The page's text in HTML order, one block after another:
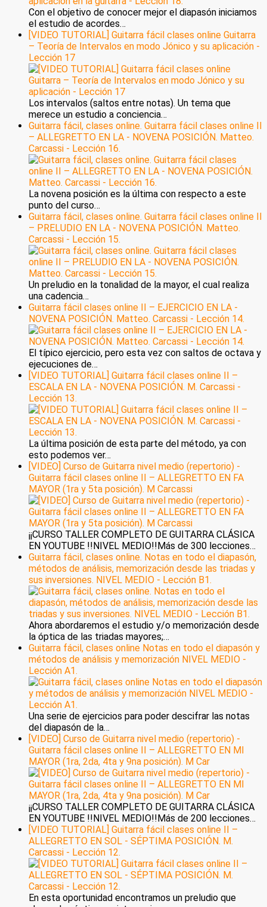
Con el objetivo de conocer mejor el diapasón iniciamos
el estudio de acordes…
[VIDEO TUTORIAL] Guitarra fácil clases online Guitarra
– Teoría de Intervalos en modo Jónico y su aplicación -
Lección 17
Los intervalos (saltos entre notas). Un tema que
merece un estudio a conciencia…
Guitarra fácil, clases online. Guitarra fácil clases online II
– ALLEGRETTO EN LA - NOVENA POSICIÓN. Matteo.
Carcassi - Lección 16.
La novena posición es la última con respecto a este
punto del curso…
Guitarra fácil, clases online. Guitarra fácil clases online II
– PRELUDIO EN LA - NOVENA POSICIÓN. Matteo.
Carcassi - Lección 15.
Un preludio en la tonalidad de la mayor, el cual realiza
una cadencia…
Guitarra fácil clases online II – EJERCICIO EN LA -
NOVENA POSICIÓN. Matteo. Carcassi - Lección 14.
El típico ejercicio, pero esta vez con saltos de octava y
ejecuciones de…
[VIDEO TUTORIAL] Guitarra fácil clases online II –
ESCALA EN LA - NOVENA POSICIÓN. M. Carcassi -
Lección 13.
La última posición de esta parte del método, ya con
esto podemos ver…
[VIDEO] Curso de Guitarra nivel medio (repertorio) -
Guitarra fácil clases online II – ALLEGRETTO EN FA
MAYOR (1ra y 5ta posición). M Carcassi
¡¡CURSO TALLER COMPLETO DE GUITARRA CLÁSICA
EN YOUTUBE !!NIVEL MEDIO!!Más de 300 lecciones…
Guitarra fácil, clases online. Notas en todo el diapasón,
métodos de análisis, memorización desde las triadas y
sus inversiones. NIVEL MEDIO - Lección B1.
Ahora abordaremos el estudio y/o memorización desde
la óptica de las triadas mayores;…
Guitarra fácil, clases online Notas en todo el diapasón y
métodos de análisis y memorización NIVEL MEDIO -
Lección A1.
Una serie de ejercicios para poder descifrar las notas
del diapasón de la…
[VIDEO] Curso de Guitarra nivel medio (repertorio) -
Guitarra fácil clases online II – ALLEGRETTO EN MI
MAYOR (1ra, 2da, 4ta y 9na posición). M Car
¡¡CURSO TALLER COMPLETO DE GUITARRA CLÁSICA
EN YOUTUBE !!NIVEL MEDIO!!Más de 200 lecciones…
[VIDEO TUTORIAL] Guitarra fácil clases online II –
ALLEGRETTO EN SOL - SÉPTIMA POSICIÓN. M.
Carcassi - Lección 12.
En esta oportunidad encontramos un preludio que